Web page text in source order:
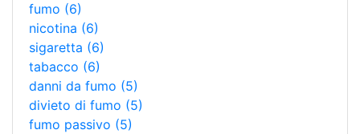
fumo (6)
nicotina (6)
sigaretta (6)
tabacco (6)
danni da fumo (5)
divieto di fumo (5)
fumo passivo (5)